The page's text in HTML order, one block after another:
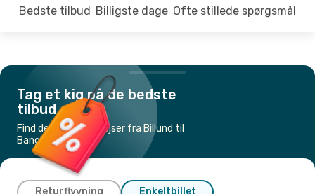
Bedste tilbud Billigste dage Ofte stillede spørgsmål
Tag et kig på de bedste
tilbud
Find de billigste flyrejser fra Billund til
Bangkok
Returflyvning Enkeltbillet